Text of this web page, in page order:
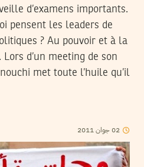
d’examens importants.
pensent les leaders de
? Au pouvoir et à la
d’un meeting de son
met toute l’huile qu’il
02جوان2011